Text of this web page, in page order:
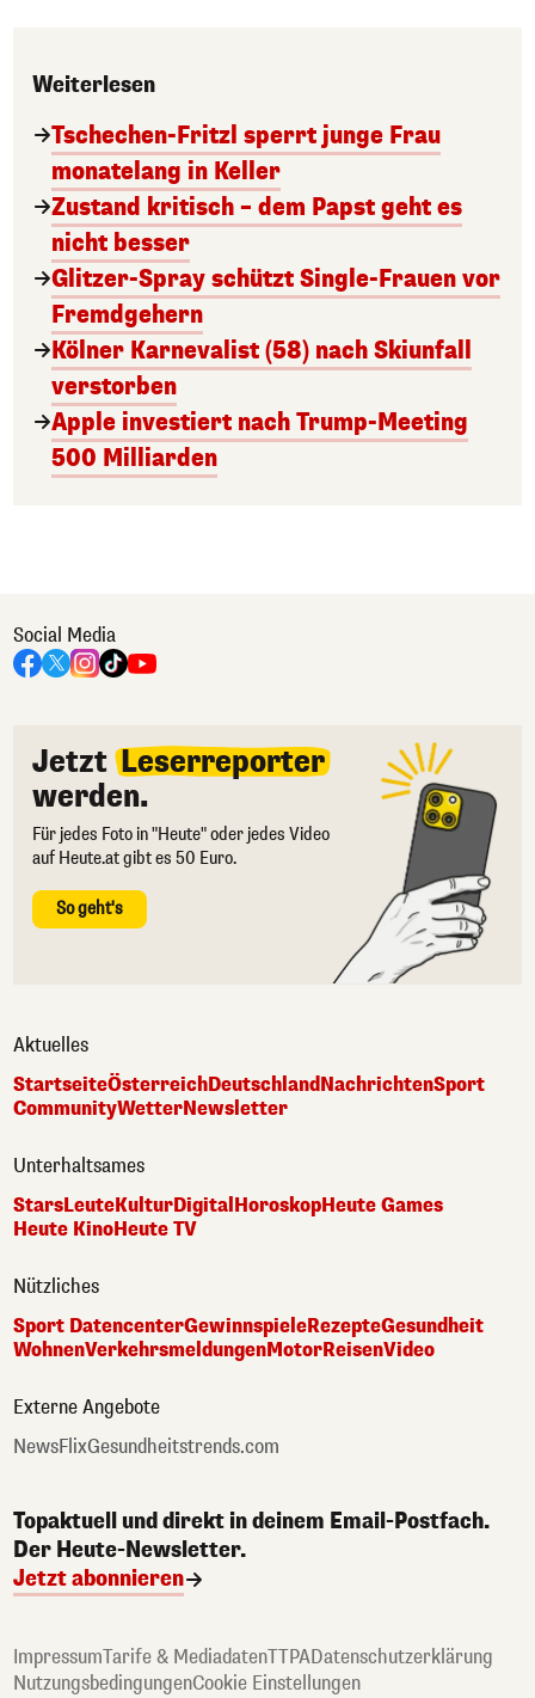
Weiterlesen
Tschechen-Fritzl sperrt junge Frau
monatelang in Keller
Zustand kritisch – dem Papst geht es
nicht besser
Glitzer-Spray schützt Single-Frauen vor
Fremdgehern
Kölner Karnevalist (58) nach Skiunfall
verstorben
Apple investiert nach Trump-Meeting
500 Milliarden
Social Media
Jetzt Leserreporter
werden.
Für jedes Foto in "Heute" oder jedes Video
auf Heute.at gibt es 50 Euro.
So geht's
Aktuelles
StartseiteÖsterreichDeutschlandNachrichtenSport
CommunityWetterNewsletter
Unterhaltsames
StarsLeuteKulturDigitalHoroskopHeute Games
Heute KinoHeute TV
Nützliches
Sport DatencenterGewinnspieleRezepteGesundheit
WohnenVerkehrsmeldungenMotorReisenVideo
Externe Angebote
NewsFlixGesundheitstrends.com
Topaktuell und direkt in deinem Email-Postfach.
Der Heute-Newsletter.
Jetzt abonnieren
ImpressumTarife & MediadatenTTPADatenschutzerklärung
NutzungsbedingungenCookie Einstellungen